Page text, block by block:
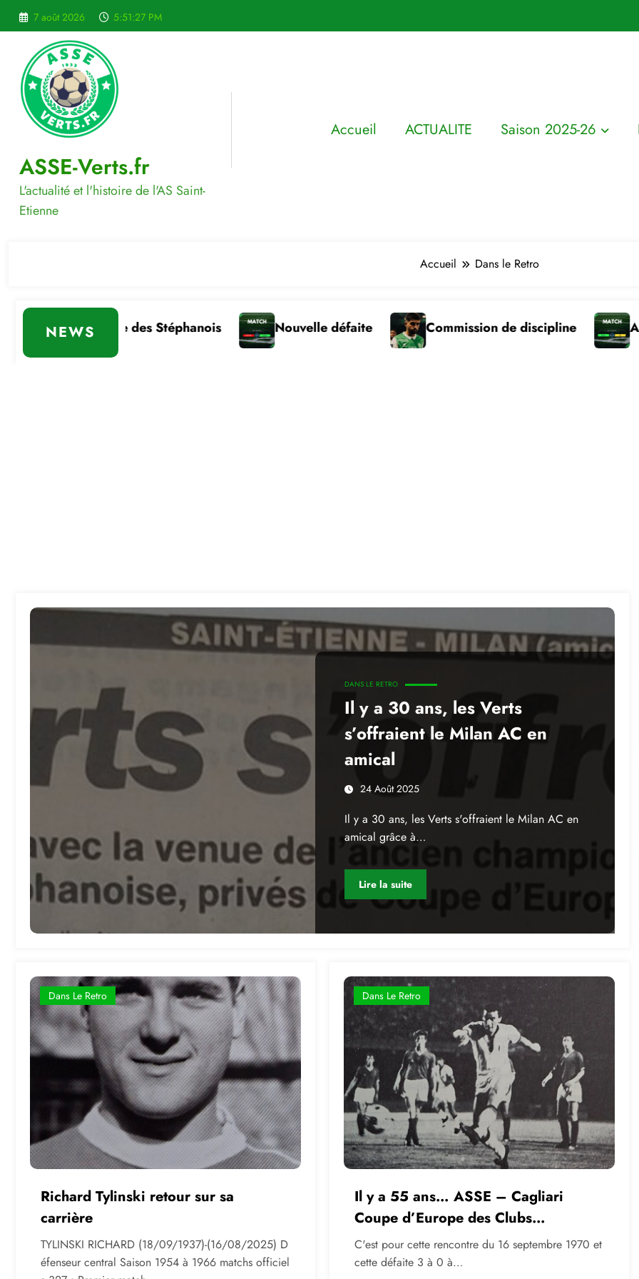
Aller
7 août 2026 5:51:28 PM
ASSE-Verts.fr
L'actualité et l'histoire de l'AS Saint-
Etienne
Accueil ACTUALITE Saison 2025-26
Accueil Dans le Retro
NEWS
des Stéphanois Nouvelle défaite Commission de discipline ASSE – Pau
DANS LE RETRO
Il y a 30 ans, les Verts
s’offraient le Milan AC en
amical
24 Août 2025
Il y a 30 ans, les Verts s'offraient le Milan AC en
amical grâce à…
Lire la suite
Dans Le Retro
Richard Tylinski retour sur sa
carrière
TYLINSKI RICHARD (18/09/1937)-(16/08/2025) D
éfenseur central Saison 1954 à 1966 matchs officiel
Dans Le Retro
Il y a 55 ans… ASSE – Cagliari
Coupe d’Europe des Clubs
Champions
C'est pour cette rencontre du 16 septembre 1970 et
cette défaite 3 à 0 à…